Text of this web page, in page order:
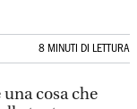
8 MINUTI DI LETTURA
una cosa che